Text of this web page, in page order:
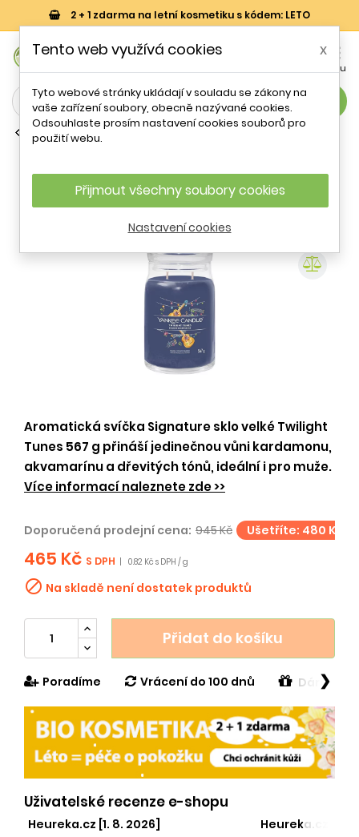
2 + 1 zdarma na letní kosmetiku s kódem: LETO

Menu
search
Čajové svíčky
velké Twilight Tunes Yankee Candle -
Aromatická svíčka Signature sklo velké Twilight
Tunes 567 g přináší jedinečnou vůni kardamonu,
akvamarínu a dřevitých tónů, ideální i pro muže.
Více informací naleznete zde >>
Doporučená prodejní cena: 945 Kč Ušetříte: 480 Kč
465 Kč S DPH 0.82 Kč s DPH / g
 Na skladě není dostatek produktů
Přidat do košíku
Poradíme Vrácení do 100 dnů Dárek v
❯
Uživatelské recenze e-shopu
Heureka.cz [1. 8. 2026] Heureka.cz [29.
Tento web využívá cookies x
Tyto webové stránky ukládají v souladu se zákony na
vaše zařízení soubory, obecně nazývané cookies.
Odsouhlaste prosím nastavení cookies souborů pro
použití webu.
Přijmout všechny soubory cookies
Nastavení cookies